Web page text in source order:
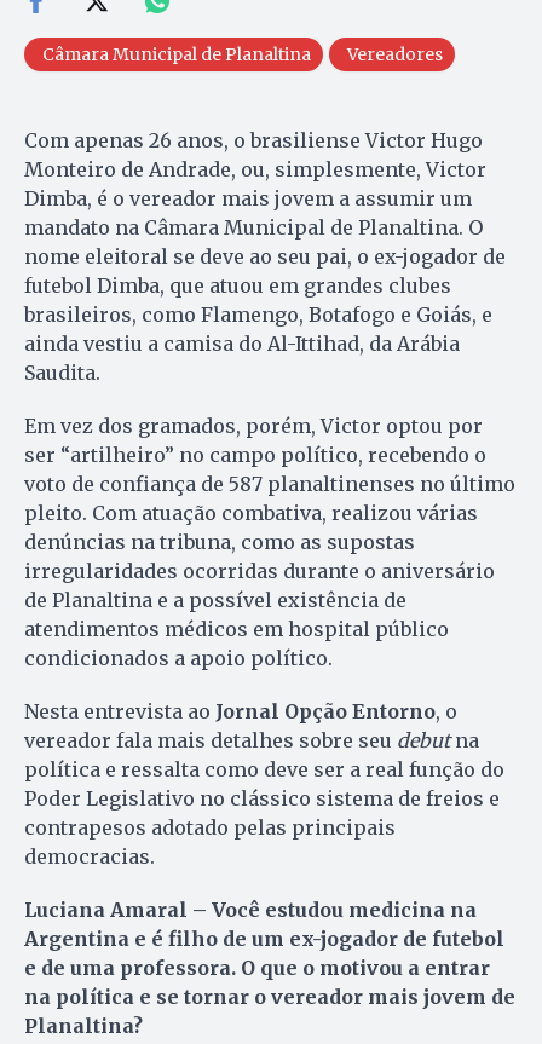
Câmara Municipal de Planaltina Vereadores
Com apenas 26 anos, o brasiliense Victor Hugo
Monteiro de Andrade, ou, simplesmente, Victor
Dimba, é o vereador mais jovem a assumir um
mandato na Câmara Municipal de Planaltina. O
nome eleitoral se deve ao seu pai, o ex-jogador de
futebol Dimba, que atuou em grandes clubes
brasileiros, como Flamengo, Botafogo e Goiás, e
ainda vestiu a camisa do Al-Ittihad, da Arábia
Saudita.
Em vez dos gramados, porém, Victor optou por
ser “artilheiro” no campo político, recebendo o
voto de confiança de 587 planaltinenses no último
pleito. Com atuação combativa, realizou várias
denúncias na tribuna, como as supostas
irregularidades ocorridas durante o aniversário
de Planaltina e a possível existência de
atendimentos médicos em hospital público
condicionados a apoio político.
Nesta entrevista ao Jornal Opção Entorno, o
vereador fala mais detalhes sobre seu debutna
política e ressalta como deve ser a real função do
Poder Legislativo no clássico sistema de freios e
contrapesos adotado pelas principais
democracias.
Luciana Amaral – Você estudou medicina na
Argentina e é filho de um ex-jogador de futebol
e de uma professora. O que o motivou a entrar
na política e se tornar o vereador mais jovem de
Planaltina?